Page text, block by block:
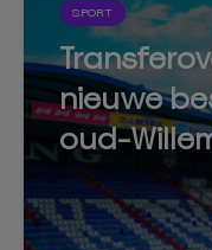
SPORT
nieuwe
oud-